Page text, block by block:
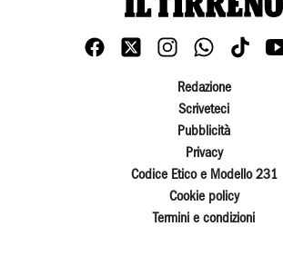
Redazione
Scriveteci
Pubblicità
Privacy
Codice Etico e Modello 231
Cookie policy
Termini e condizioni